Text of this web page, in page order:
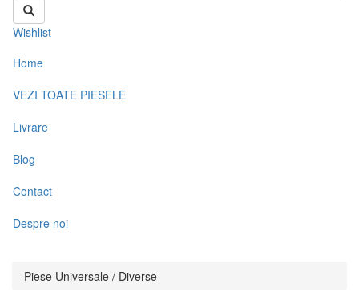
Wishlist
Home
VEZI TOATE PIESELE
Livrare
Blog
Contact
Despre noi
Piese Universale / Diverse